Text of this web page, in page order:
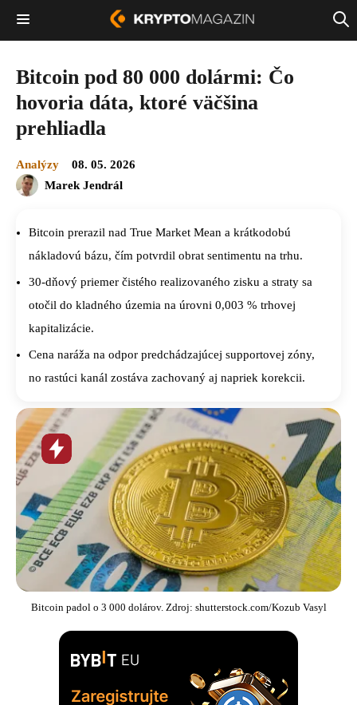
Bitcoin pod 80 000 dolármi: Čo
hovoria dáta, ktoré väčšina
prehliadla
Analýzy
08. 05. 2026
Marek Jendrál
Bitcoin prerazil nad True Market Mean a krátkodobú
nákladovú bázu, čím potvrdil obrat sentimentu na trhu.
30-dňový priemer čistého realizovaného zisku a straty sa
otočil do kladného územia na úrovni 0,003 % trhovej
kapitalizácie.
Cena naráža na odpor predchádzajúcej supportovej zóny,
no rastúci kanál zostáva zachovaný aj napriek korekcii.
Horúca
novinka
Bitcoin padol o 3 000 dolárov. Zdroj: shutterstock.com/Kozub Vasyl